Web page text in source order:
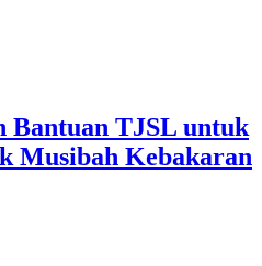
Bantuan TJSL untuk
Musibah Kebakaran